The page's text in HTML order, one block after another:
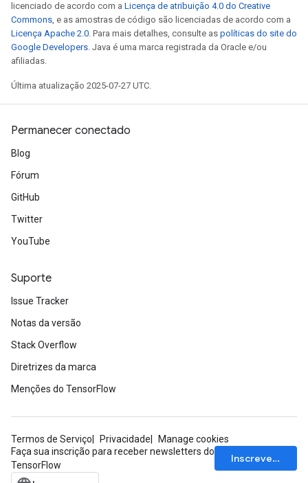
licenciado de acordo com a Licença de atribuição 4.0 do Creative
Commons, e as amostras de código são licenciadas de acordo com a
Licença Apache 2.0. Para mais detalhes, consulte as políticas do site do
Google Developers. Java é uma marca registrada da Oracle e/ou
afiliadas.
Última atualização 2025-07-27 UTC.
Permanecer conectado
Blog
Fórum
GitHub
Twitter
YouTube
Suporte
Issue Tracker
Notas da versão
Stack Overflow
Diretrizes da marca
Menções do TensorFlow
Termos de Serviço Privacidade
Manage cookies
Faça sua inscrição para receber newsletters do
TensorFlow
Inscrever-se